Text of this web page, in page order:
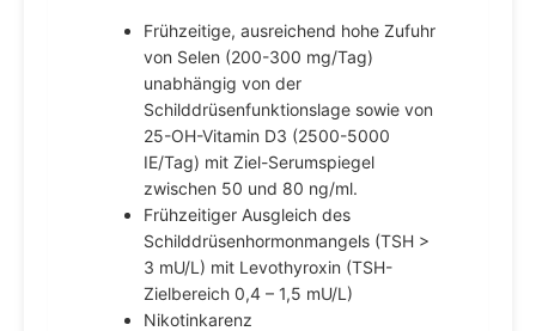
Frühzeitige, ausreichend hohe Zufuhr
von Selen (200-300 mg/Tag)
unabhängig von der
Schilddrüsenfunktionslage sowie von
25-OH-Vitamin D3 (2500-5000
IE/Tag) mit Ziel-Serumspiegel
zwischen 50 und 80 ng/ml.
Frühzeitiger Ausgleich des
Schilddrüsenhormonmangels (TSH >
3 mU/L) mit Levothyroxin (TSH-
Zielbereich 0,4 – 1,5 mU/L)
Nikotinkarenz